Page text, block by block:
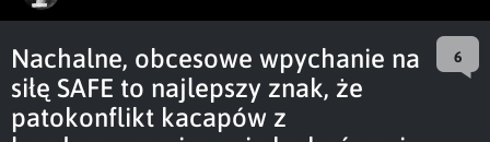
Nachalne, obcesowe wpychanie na
siłę SAFE to najlepszy znak, że
patokonflikt kacapów z
6